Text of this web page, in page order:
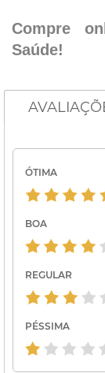
Compre
Saúde!
ÓTIMA
BOA
REGULAR
PÉSSIMA